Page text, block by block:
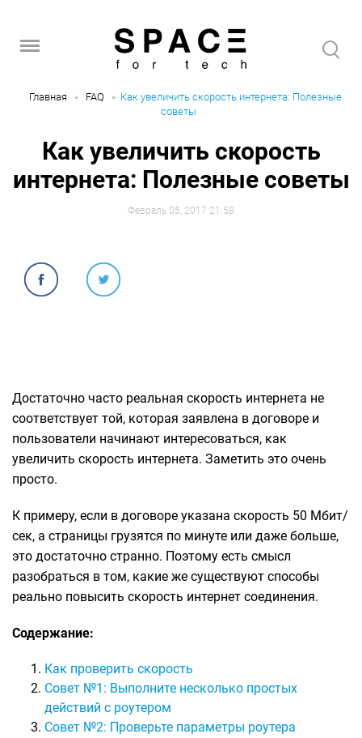
Главная FAQ
Как увеличить скорость интернета: Полезные
советы
Как увеличить скорость
интернета: Полезные советы
Февраль 05, 2017 21:58
Достаточно часто реальная скорость интернета не
соответствует той, которая заявлена в договоре и
пользователи начинают интересоваться, как
увеличить скорость интернета. Заметить это очень
просто.
К примеру, если в договоре указана скорость 50 Мбит/
сек, а страницы грузятся по минуте или даже больше,
это достаточно странно. Поэтому есть смысл
разобраться в том, какие же существуют способы
реально повысить скорость интернет соединения.
Содержание:
Как проверить скорость
Совет №1: Выполните несколько простых
действий с роутером
Совет №2: Проверьте параметры роутера